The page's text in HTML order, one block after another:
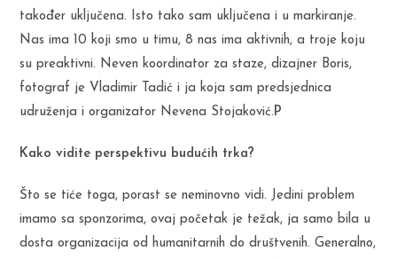
također uključena. Isto tako sam uključena i u markiranje.
Nas ima 10 koji smo u timu, 8 nas ima aktivnih, a troje koju
su preaktivni. Neven koordinator za staze, dizajner Boris,
fotograf je Vladimir Tadić i ja koja sam predsjednica
udruženja i organizator Nevena Stojaković. P
Kako vidite perspektivu budućih trka?
Što se tiće toga, porast se neminovno vidi. Jedini problem
imamo sa sponzorima, ovaj početak je težak, ja samo bila u
dosta organizacija od humanitarnih do društvenih. Generalno,